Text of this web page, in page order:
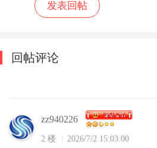
回帖评论
zz940226
2 楼 2026/7/2 15:03:00